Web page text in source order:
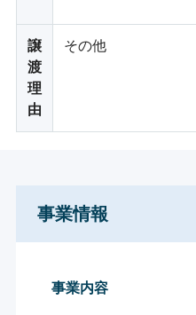
譲
渡
理
由
その他
事業情報
事業内容